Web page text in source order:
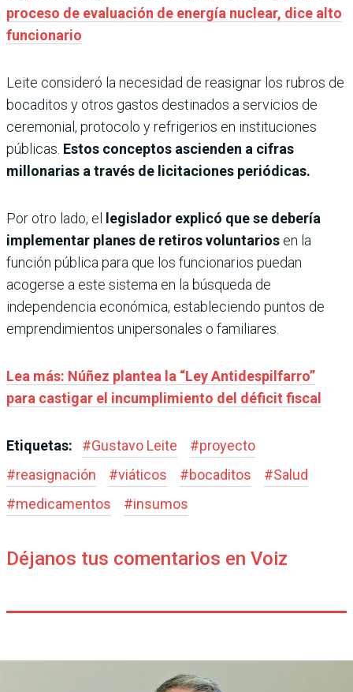
proceso de evaluación de energía nuclear, dice alto
funcionario
Leite consideró la necesidad de reasignar los rubros de
bocaditos y otros gastos destinados a servicios de
ceremonial, protocolo y refrigerios en instituciones
públicas. Estos conceptos ascienden a cifras
millonarias a través de licitaciones periódicas.
Por otro lado, el legislador explicó que se debería
implementar planes de retiros voluntarios en la
función pública para que los funcionarios puedan
acogerse a este sistema en la búsqueda de
independencia económica, estableciendo puntos de
emprendimientos unipersonales o familiares.
Lea más: Núñez plantea la “Ley Antidespilfarro”
para castigar el incumplimiento del déficit fiscal
Etiquetas: #Gustavo Leite #proyecto
#reasignación #viáticos #bocaditos #Salud
#medicamentos #insumos
Déjanos tus comentarios en Voiz